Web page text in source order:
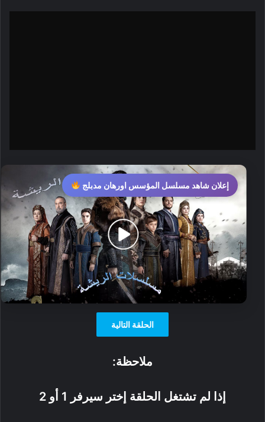
إعلان شاهد مسلسل المؤسس اورهان مدبلج
الحلقة التالية
ملاحظة:
إذا لم تشتغل الحلقة إختر سيرفر 1 أو 2